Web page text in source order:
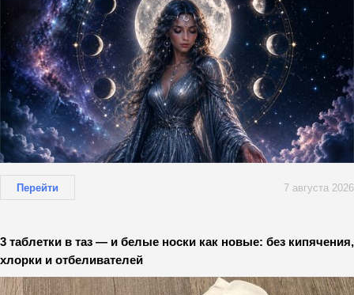
Перейти 7 августа 2026
3 таблетки в таз — и белые носки как новые: без кипячения,
хлорки и отбеливателей